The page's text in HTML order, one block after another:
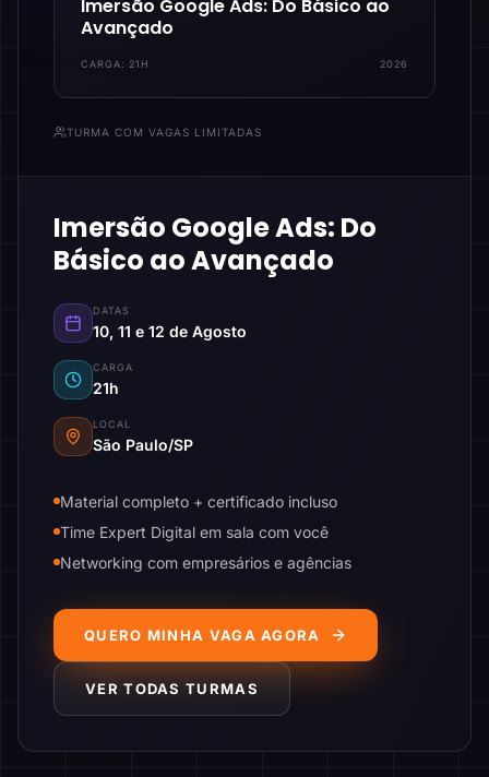
Imersão Google Ads: Do Básico ao
Avançado
CARGA: 21H 2026
TURMA COM VAGAS LIMITADAS
Imersão Google Ads: Do
Básico ao Avançado
DATAS
10, 11 e 12 de Agosto
CARGA
21h
LOCAL
São Paulo/SP
Material completo + certificado incluso
Time Expert Digital em sala com você
Networking com empresários e agências
QUERO MINHA VAGA AGORA
VER TODAS TURMAS